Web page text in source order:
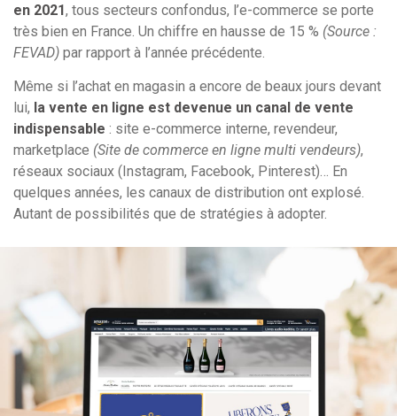
en 2021, tous secteurs confondus, l’e-commerce se porte
très bien en France. Un chiffre en hausse de 15 % (Source :
FEVAD) par rapport à l’année précédente.
Même si l’achat en magasin a encore de beaux jours devant
lui, la vente en ligne est devenue un canal de vente
indispensable : site e-commerce interne, revendeur,
marketplace (Site de commerce en ligne multi vendeurs),
réseaux sociaux (Instagram, Facebook, Pinterest)… En
quelques années, les canaux de distribution ont explosé.
Autant de possibilités que de stratégies à adopter.